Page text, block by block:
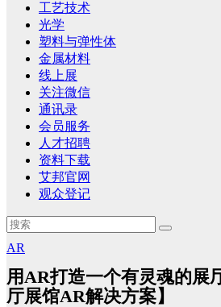
工艺技术
光学
塑料与弹性体
金属材料
线上展
关注微信
通讯录
会员服务
人才招聘
资料下载
艾邦官网
观众登记
AR
用AR打造一个有灵魂的展
厅展馆AR解决方案】